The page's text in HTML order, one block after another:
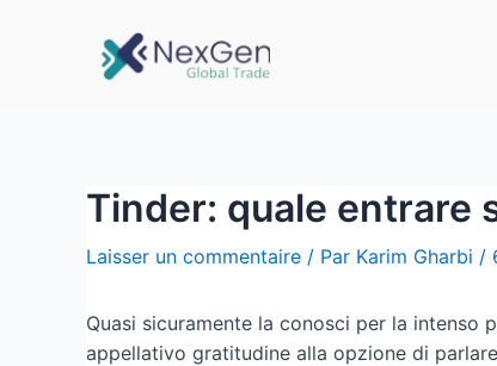
Tinder: quale entrare
Laisser un commentaire / Par Karim Gharbi /
Quasi sicuramente la conosci per la
appellativo gratitudine alla opzione di